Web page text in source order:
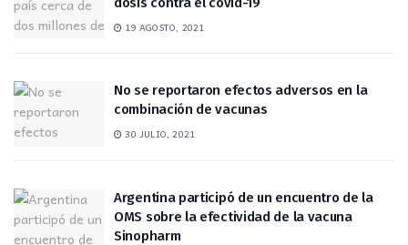
19 AGOSTO, 2021
No se reportaron efectos adversos en la
combinación de vacunas
30 JULIO, 2021
Argentina participó de un encuentro de la
OMS sobre la efectividad de la vacuna
Sinopharm